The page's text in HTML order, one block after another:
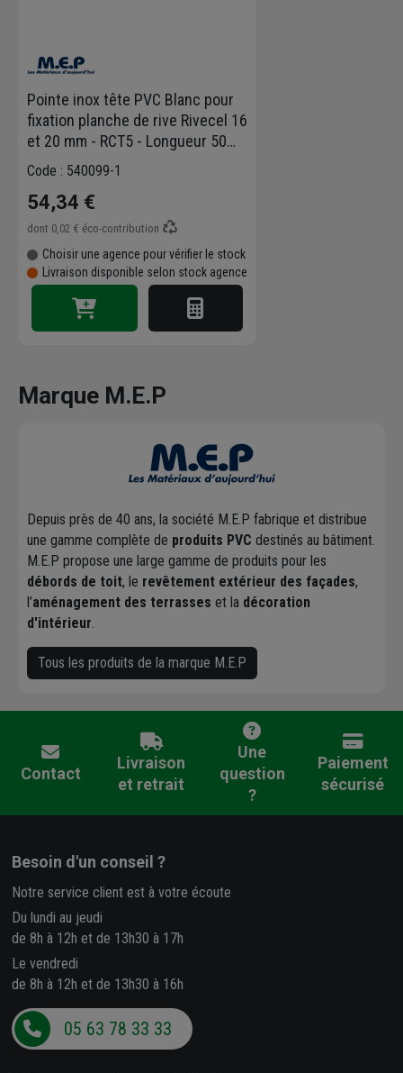
Pointe inox tête PVC Blanc pour
fixation planche de rive Rivecel 16
et 20 mm - RCT5 - Longueur 50
mm - Boîte de 100
Code : 540099-1
54,34 €
dont 0,02 € éco-contribution
Choisir une agence pour vérifier le stock
Livraison disponible selon stock agence
Marque M.E.P
Depuis près de 40 ans, la société M.E.P fabrique et distribue
une gamme complète de produits PVC destinés au bâtiment.
M.E.P propose une large gamme de produits pour les
débords de toit, le revêtement extérieur des façades,
l’aménagement des terrasses et la décoration
d'intérieur.
Tous les produits de la marque M.E.P
Contact
Livraison
et retrait
Une
question
?
Paiement
sécurisé
Besoin d'un conseil ?
Notre service client est à votre écoute
Du lundi au jeudi
de 8h à 12h et de 13h30 à 17h
Le vendredi
de 8h à 12h et de 13h30 à 16h
05 63 78 33 33